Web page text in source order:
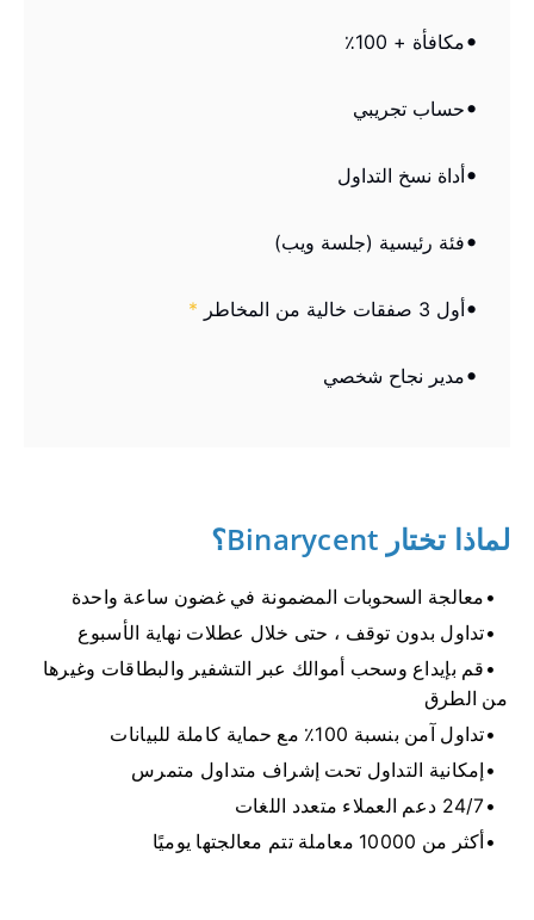
مكافأة + 100٪
حساب تجريبي
أداة نسخ التداول
فئة رئيسية (جلسة ويب)
أول 3 صفقات خالية من المخاطر *
مدير نجاح شخصي
لماذا تختار Binarycent؟
معالجة السحوبات المضمونة في غضون ساعة واحدة
تداول بدون توقف ، حتى خلال عطلات نهاية الأسبوع
قم بإيداع وسحب أموالك عبر التشفير والبطاقات وغيرها
من الطرق
تداول آمن بنسبة 100٪ مع حماية كاملة للبيانات
إمكانية التداول تحت إشراف متداول متمرس
24/7 دعم العملاء متعدد اللغات
أكثر من 10000 معاملة تتم معالجتها يوميًا